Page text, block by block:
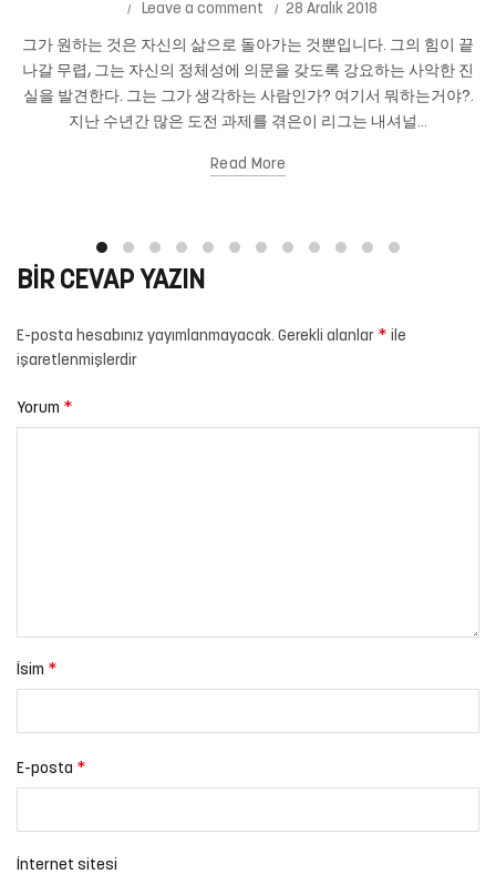
Leave a comment 28 Aralık 2018
그가 원하는 것은 자신의 삶으로 돌아가는 것뿐입니다. 그의 힘이 끝
나갈 무렵, 그는 자신의 정체성에 의문을 갖도록 강요하는 사악한 진
실을 발견한다. 그는 그가 생각하는 사람인가? 여기서 뭐하는거야?.
지난 수년간 많은 도전 과제를 겪은이 리그는 내셔널...
Read More
BIR CEVAP YAZIN
E-posta hesabınız yayımlanmayacak. Gerekli alanlar * ile
işaretlenmişlerdir
Yorum *
İsim *
E-posta *
İnternet sitesi